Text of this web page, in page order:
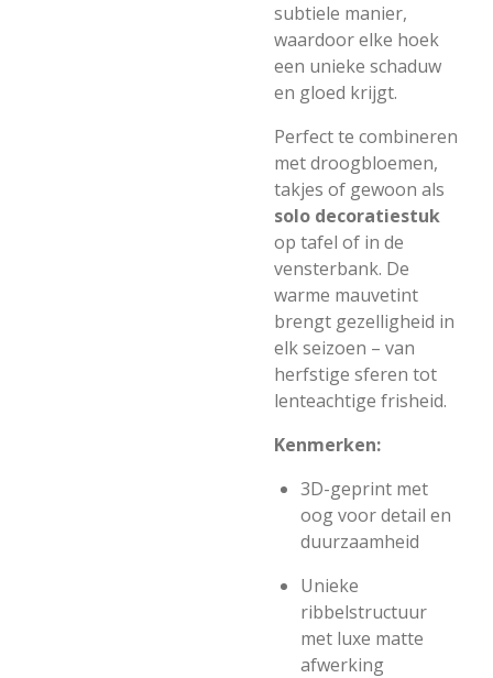
subtiele manier,
waardoor elke hoek
een unieke schaduw
en gloed krijgt.
Perfect te combineren
met droogbloemen,
takjes of gewoon als
solo decoratiestuk
op tafel of in de
vensterbank. De
warme mauvetint
brengt gezelligheid in
elk seizoen – van
herfstige sferen tot
lenteachtige frisheid.
Kenmerken:
3D-geprint met
oog voor detail en
duurzaamheid
Unieke
ribbelstructuur
met luxe matte
afwerking